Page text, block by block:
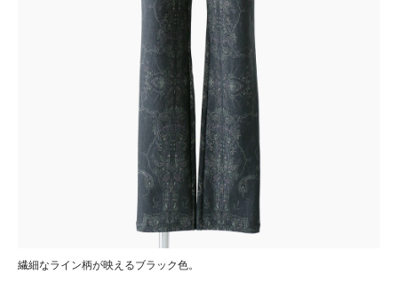
繊細なライン柄が映えるブラック色。